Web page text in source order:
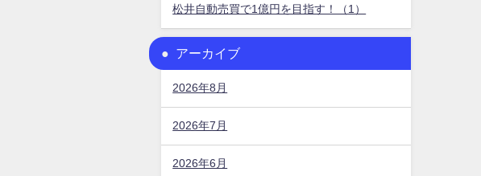
松井自動売買で1億円を目指す！（1）
アーカイブ
2026年8月
2026年7月
2026年6月